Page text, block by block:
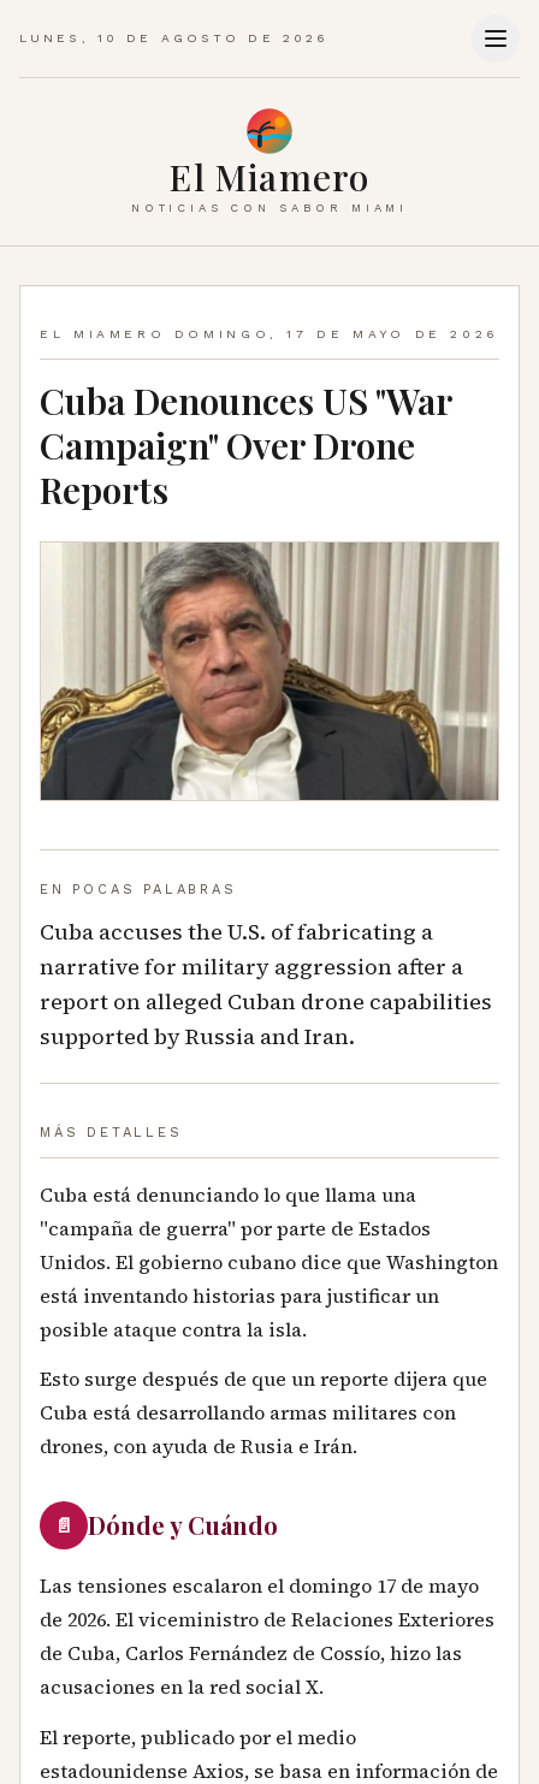
LUNES, 10 DE AGOSTO DE 2026
El Miamero
NOTICIAS CON SABOR MIAMI
EL MIAMERO DOMINGO, 17 DE MAYO DE 2026
Cuba Denounces US "War
Campaign" Over Drone
Reports
EN POCAS PALABRAS
Cuba accuses the U.S. of fabricating a
narrative for military aggression after a
report on alleged Cuban drone capabilities
supported by Russia and Iran.
MÁS DETALLES
Cuba está denunciando lo que llama una
"campaña de guerra" por parte de Estados
Unidos. El gobierno cubano dice que Washington
está inventando historias para justificar un
posible ataque contra la isla.
Esto surge después de que un reporte dijera que
Cuba está desarrollando armas militares con
drones, con ayuda de Rusia e Irán.
📄 Dónde y Cuándo
Las tensiones escalaron el domingo 17 de mayo
de 2026. El viceministro de Relaciones Exteriores
de Cuba, Carlos Fernández de Cossío, hizo las
acusaciones en la red social X.
El reporte, publicado por el medio
estadounidense Axios, se basa en información de